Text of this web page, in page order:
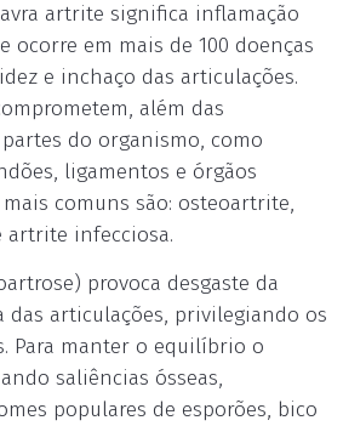
artrite significa inflamação
ocorre em mais de 100 doenças
e inchaço das articulações.
além das
do organismo, como
ligamentos e órgãos
comuns são: osteoartrite,
infecciosa.
provoca desgaste da
das articulações, privilegiando os
Para manter o equilíbrio o
saliências ósseas,
populares de esporões, bico